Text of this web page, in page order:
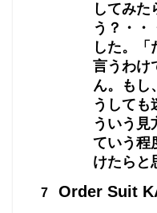
してみた
う？・・
した。「
言うわけ
ん。もし
うしても
ういう見
ていう程
けたらと
Order Suit